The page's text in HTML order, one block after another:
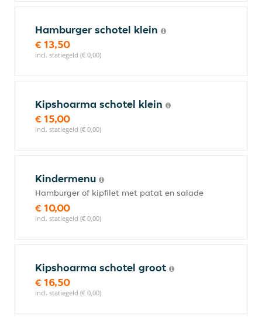
Hamburger schotel klein
€ 13,50
incl. statiegeld (€ 0,00)
Kipshoarma schotel klein
€ 15,00
incl. statiegeld (€ 0,00)
Kindermenu
Hamburger of kipfilet met patat en salade
€ 10,00
incl. statiegeld (€ 0,00)
Kipshoarma schotel groot
€ 16,50
incl. statiegeld (€ 0,00)